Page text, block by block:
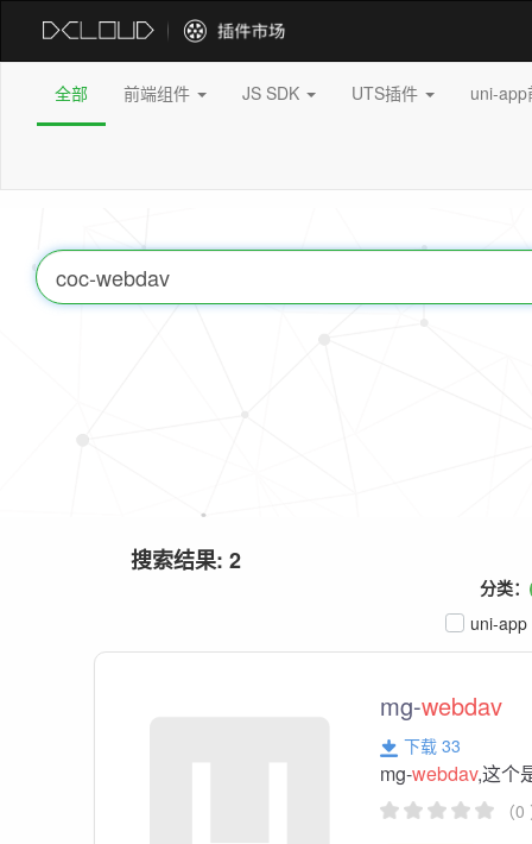
全部 前端组件 JS SDK UTS插件 uni-
搜索结果: 2
分类：
uni-app
mg-webdav
下载 33
mg-webdav,这个
（